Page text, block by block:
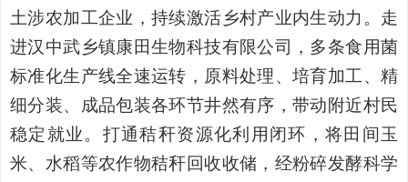
土涉农加工企业，持续激活乡村产业内生动力。走
进汉中武乡镇康田生物科技有限公司，多条食用菌
标准化生产线全速运转，原料处理、培育加工、精
细分装、成品包装各环节井然有序，带动附近村民
稳定就业。打通秸秆资源化利用闭环，将田间玉
米、水稻等农作物秸秆回收收储，经粉碎发酵科学